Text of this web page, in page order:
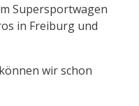
Supersportwagen
in Freiburg und
wir schon